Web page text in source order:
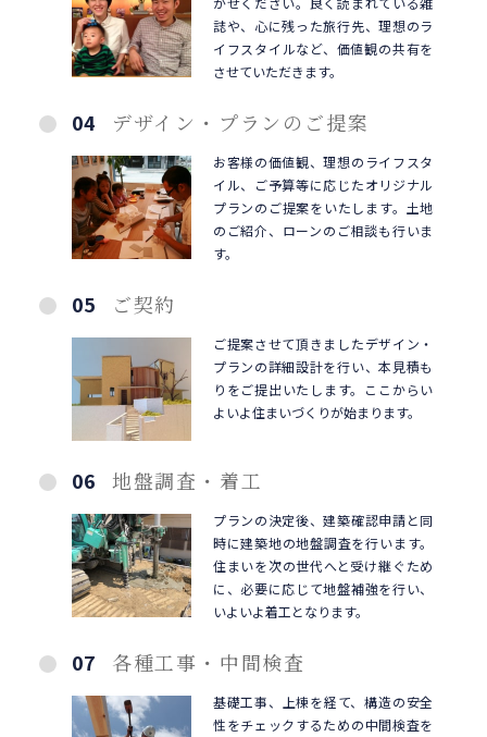
誌や、心に残った旅行先、理想のラ
イフスタイルなど、価値観の共有を
させていただきます。
04 デザイン・プランのご提案
お客様の価値観、理想のライフスタ
イル、ご予算等に応じたオリジナル
プランのご提案をいたします。土地
のご紹介、ローンのご相談も行いま
す。
05 ご契約
ご提案させて頂きましたデザイン・
プランの詳細設計を行い、本見積も
りをご提出いたします。ここからい
よいよ住まいづくりが始まります。
06 地盤調査・着工
プランの決定後、建築確認申請と同
時に建築地の地盤調査を行います。
住まいを次の世代へと受け継ぐため
に、必要に応じて地盤補強を行い、
いよいよ着工となります。
07 各種工事・中間検査
基礎工事、上棟を経て、構造の安全
性をチェックするための中間検査を